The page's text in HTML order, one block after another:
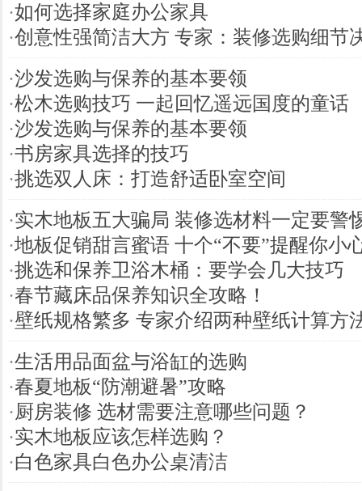
·如何选择家庭办公家具
·创意性强简洁大方 专家：装修选购细节
·沙发选购与保养的基本要领
·松木选购技巧 一起回忆遥远国度的童话
·沙发选购与保养的基本要领
·书房家具选择的技巧
·挑选双人床：打造舒适卧室空间
·实木地板五大骗局 装修选材料一定要警
·地板促销甜言蜜语 十个“不要”提醒你小
·挑选和保养卫浴木桶：要学会几大技巧
·春节藏床品保养知识全攻略！
·壁纸规格繁多 专家介绍两种壁纸计算方
·生活用品面盆与浴缸的选购
·春夏地板“防潮避暑”攻略
·厨房装修 选材需要注意哪些问题？
·实木地板应该怎样选购？
·白色家具白色办公桌清洁